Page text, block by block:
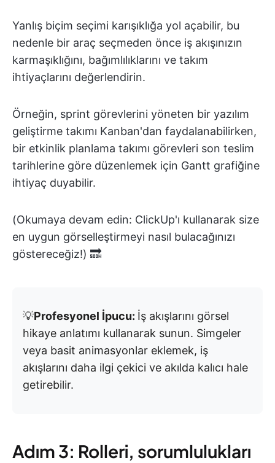
Yanlış biçim seçimi karışıklığa yol açabilir, bu
nedenle bir araç seçmeden önce iş akışınızın
karmaşıklığını, bağımlılıklarını ve takım
ihtiyaçlarını değerlendirin.
Örneğin, sprint görevlerini yöneten bir yazılım
geliştirme takımı Kanban'dan faydalanabilirken,
bir etkinlik planlama takımı görevleri son teslim
tarihlerine göre düzenlemek için Gantt grafiğine
ihtiyaç duyabilir.
(Okumaya devam edin: ClickUp'ı kullanarak size
en uygun görselleştirmeyi nasıl bulacağınızı
göstereceğiz!) 🔜
💡Profesyonel İpucu: İş akışlarını görsel
hikaye anlatımı kullanarak sunun. Simgeler
veya basit animasyonlar eklemek, iş
akışlarını daha ilgi çekici ve akılda kalıcı hale
getirebilir.
Adım 3: Rolleri, sorumlulukları